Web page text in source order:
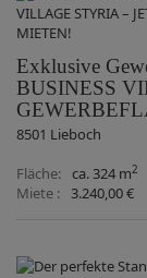
Exklusive
BUSINESS
8501 Lieboch
Fläche
ca. 324 m2
Miete 3.240,00 €